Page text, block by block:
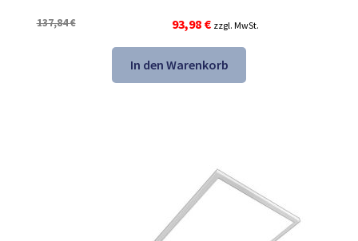
137,84€
Ursprünglicher
war:
137,84 €
93,98 €Aktueller
ist:
93,98 €.
zzgl. MwSt.
In den Warenkorb